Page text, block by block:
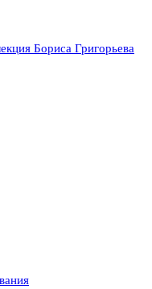
Бориса Григорьева